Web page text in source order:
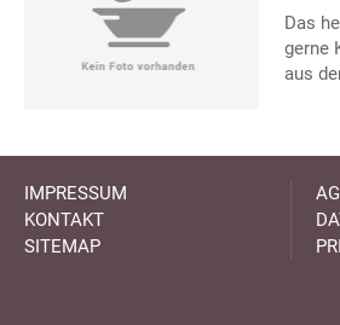
Das
gerne
aus
IMPRESSUM
KONTAKT
SITEMAP